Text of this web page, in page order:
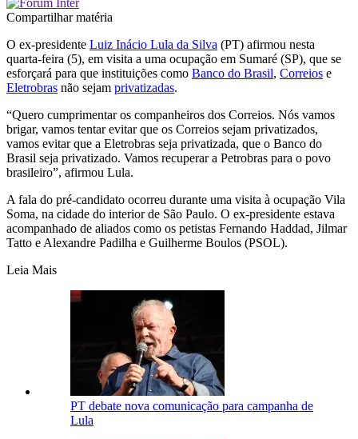
Compartilhar matéria
O ex-presidente Luiz Inácio Lula da Silva (PT) afirmou nesta
quarta-feira (5), em visita a uma ocupação em Sumaré (SP), que se
esforçará para que instituições como Banco do Brasil, Correios e
Eletrobras não sejam privatizadas.
“Quero cumprimentar os companheiros dos Correios. Nós vamos
brigar, vamos tentar evitar que os Correios sejam privatizados,
vamos evitar que a Eletrobras seja privatizada, que o Banco do
Brasil seja privatizado. Vamos recuperar a Petrobras para o povo
brasileiro”, afirmou Lula.
A fala do pré-candidato ocorreu durante uma visita à ocupação Vila
Soma, na cidade do interior de São Paulo. O ex-presidente estava
acompanhado de aliados como os petistas Fernando Haddad, Jilmar
Tatto e Alexandre Padilha e Guilherme Boulos (PSOL).
Leia Mais
PT debate nova comunicação para campanha de
Lula